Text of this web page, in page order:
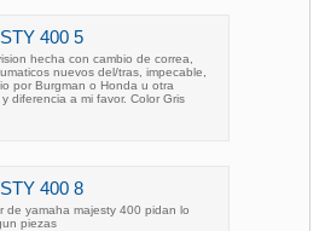
400 5
hecha con cambio de correa,
nuevos del/tras, impecable,
por Burgman o Honda u otra
diferencia a mi favor. Color Gris
400 8
de yamaha majesty 400 pidan lo
piezas